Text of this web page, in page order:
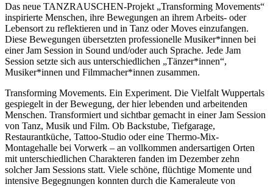
Das neue TANZRAUSCHEN-Projekt „Transforming Movements“
inspirierte Menschen, ihre Bewegungen an ihrem Arbeits- oder
Lebensort zu reflektieren und in Tanz oder Moves einzufangen.
Diese Bewegungen übersetzten professionelle Musiker*innen bei
einer Jam Session in Sound und/oder auch Sprache. Jede Jam
Session setzte sich aus unterschiedlichen „Tänzer*innen“,
Musiker*innen und Filmmacher*innen zusammen.
Transforming Movements. Ein Experiment. Die Vielfalt Wuppertals
gespiegelt in der Bewegung, der hier lebenden und arbeitenden
Menschen. Transformiert und sichtbar gemacht in einer Jam Session
von Tanz, Musik und Film. Ob Backstube, Tiefgarage,
Restaurantküche, Tattoo-Studio oder eine Thermo-Mix-
Montagehalle bei Vorwerk – an vollkommen andersartigen Orten
mit unterschiedlichen Charakteren fanden im Dezember zehn
solcher Jam Sessions statt. Viele schöne, flüchtige Momente und
intensive Begegnungen konnten durch die Kameraleute von